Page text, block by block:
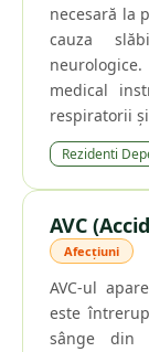
necesară la
cauza
medical
respiratorii
Rezidenti
AVC
Afecțiuni
AVC-ul
este
sânge din